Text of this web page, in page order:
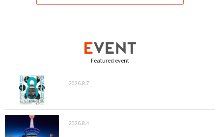
Featured event
2026.8.7
2026.8.4